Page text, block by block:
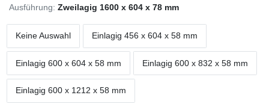
Ausführung: Zweilagig 1600 x 604 x 78 mm
Keine Auswahl Einlagig 456 x 604 x 58 mm
Einlagig 600 x 604 x 58 mm Einlagig 600 x 832 x 58 mm
Einlagig 600 x 1212 x 58 mm